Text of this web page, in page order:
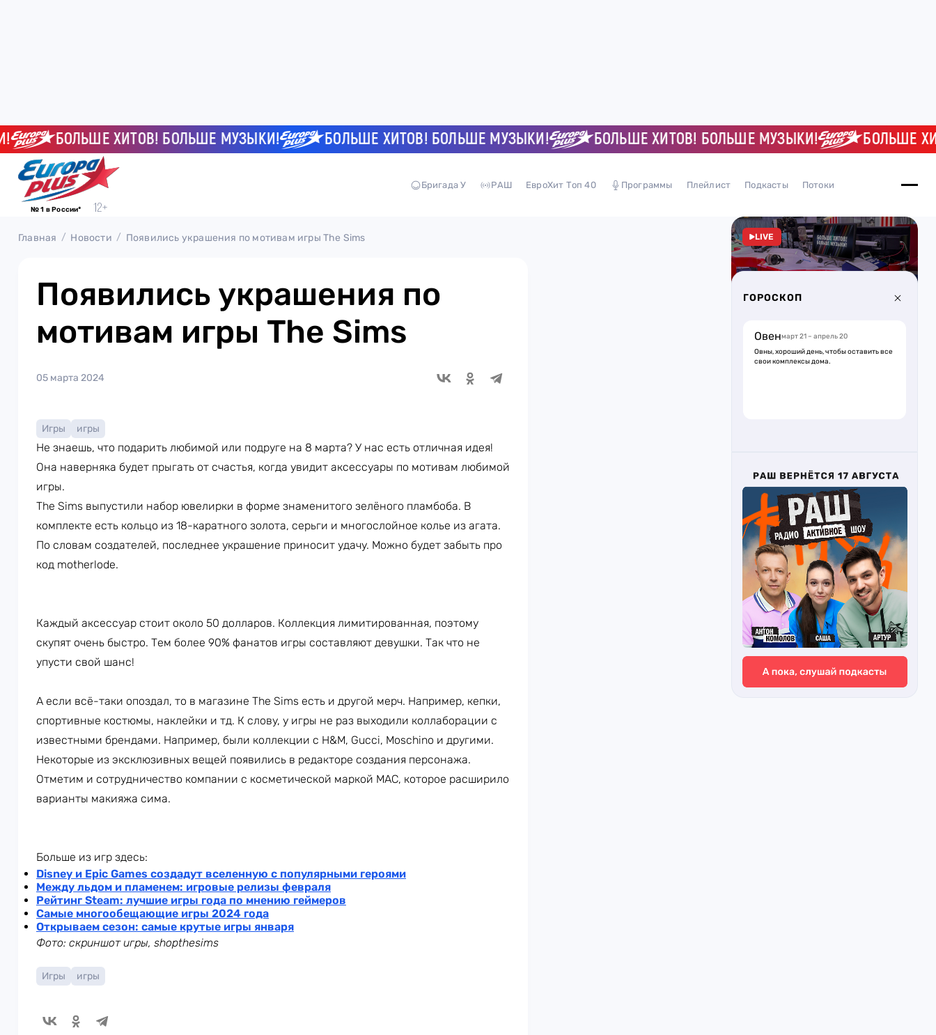
БОЛЬШЕ ХИТОВ! БОЛЬШЕ МУЗЫКИ! БОЛЬШЕ ХИТОВ! БОЛЬШЕ МУЗЫКИ! БОЛЬШЕ ХИТОВ! БОЛЬШЕ МУЗЫКИ! БОЛЬШЕ
№ 1 в России*
Бригада У РАШ ЕвроХит Топ 40 Программы Плейлист Подкасты Потоки
Главная Новости Появились украшения по мотивам игры The Sims
Появились украшения по
мотивам игры The Sims
05 марта 2024
Игры игры
Не знаешь, что подарить любимой или подруге на 8 марта? У нас есть отличная идея!
Она наверняка будет прыгать от счастья, когда увидит аксессуары по мотивам любимой
игры.
The Sims выпустили набор ювелирки в форме знаменитого зелёного пламбоба. В
комплекте есть кольцо из 18-каратного золота, серьги и многослойное колье из агата.
По словам создателей, последнее украшение приносит удачу. Можно будет забыть про
код motherlode.
Каждый аксессуар стоит около 50 долларов. Коллекция лимитированная, поэтому
скупят очень быстро. Тем более 90% фанатов игры составляют девушки. Так что не
упусти свой шанс!
А если всё-таки опоздал, то в магазине The Sims есть и другой мерч. Например, кепки,
спортивные костюмы, наклейки и тд. К слову, у игры не раз выходили коллаборации с
известными брендами. Например, были коллекции с H&M, Gucci, Moschino и другими.
Некоторые из эксклюзивных вещей появились в редакторе создания персонажа.
Отметим и сотрудничество компании с косметической маркой MAC, которое расширило
варианты макияжа сима.
Больше из игр здесь:
Disney и Epic Games создадут вселенную с популярными героями
Между льдом и пламенем: игровые релизы февраля
Рейтинг Steam: лучшие игры года по мнению геймеров
Самые многообещающие игры 2024 года
Открываем сезон: самые крутые игры января
Фото: скриншот игры, shopthesims
Игры игры
LIVE
ГОРОСКОП
Овенмарт 21 – апрель 20
Овны, хороший день, чтобы оставить все
свои комплексы дома.